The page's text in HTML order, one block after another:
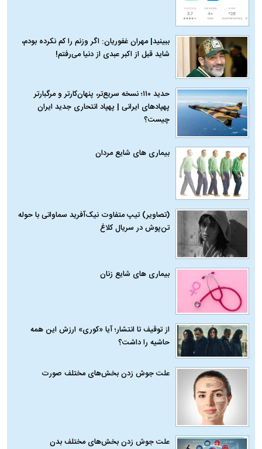
ببینید| مهران غفوریان: اگر وزنم را کم نکرده بودم،
شاید قبل از اکبر عبدی از دنیا می‌رفتم!
حدید ۱۱۰؛ نسخه سریع‌تر، پنهان‌کارتر و مرگبارتر
پهپادهای ایرانی | پهپاد انتحاری جدید ایران
چیست؟
بیماری‌ های شایع مردان
(تصاویر) تیپ متفاوت نیک‌آفرید سماواتی با حوله
تن‌پوش در سریال کلاغ
بیماری‌ های شایع زنان
از توقیف تا انتشار؛ آیا «کوری» ارزش این همه
حاشیه را داشت؟
علت جوش زدن بخش‌های مختلف صورت
علت جوش زدن بخش‌های مختلف بدن